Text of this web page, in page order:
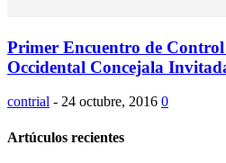
Primer Encuentro de Control
Occidental Concejala
contrial - 24 octubre, 2016 0
Artúculos recientes